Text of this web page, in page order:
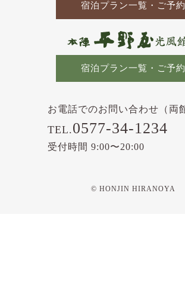
宿泊プラン一覧・ご予約
宿泊プラン一覧・ご予約
お電話でのお問い合わせ（両
TEL.0577-34-1234
受付時間 9:00〜20:00
© HONJIN HIRANOYA